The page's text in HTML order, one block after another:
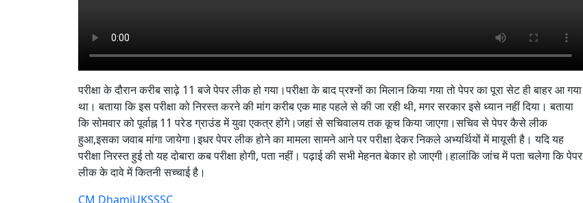
परीक्षा के दौरान करीब साढ़े 11 बजे पेपर लीक हो गया।परीक्षा के बाद प्रश्नों का मिलान किया गया तो पेपर का पूरा सेट ही बाहर आ गया
था। बताया कि इस परीक्षा को निरस्त करने की मांग करीब एक माह पहले से की जा रही थी, मगर सरकार इसे ध्यान नहीं दिया। बताया
कि सोमवार को पूर्वाह्न 11 परेड ग्राउंड में युवा एकत्र होंगे।जहां से सचिवालय तक कूच किया जाएगा।सचिव से पेपर कैसे लीक
हुआ,इसका जवाब मांगा जायेगा।इधर पेपर लीक होने का मामला सामने आने पर परीक्षा देकर निकले अभ्यर्थियों में मायूसी है। यदि यह
परीक्षा निरस्त हुई तो यह दोबारा कब परीक्षा होगी, पता नहीं। पढ़ाई की सभी मेहनत बेकार हो जाएगी।हालांकि जांच में पता चलेगा कि पेपर
लीक के दावे में कितनी सच्चाई है।
CM DhamiUKSSSC